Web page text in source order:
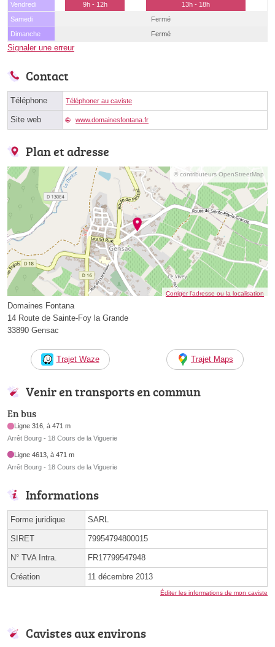
Vendredi
9h - 12h
13h - 18h
Samedi
Fermé
Dimanche
Fermé
Signaler une erreur
Contact
Téléphone Téléphoner au caviste
Site web www.domainesfontana.fr
Plan et adresse
© contributeurs OpenStreetMap
Corriger l’adresse ou la localisation
Domaines Fontana
14 Route de Sainte-Foy la Grande
33890 Gensac
Trajet Waze Trajet Maps
Venir en transports en commun
En bus
Ligne 316, à 471 m
Arrêt Bourg - 18 Cours de la Viguerie
Ligne 4613, à 471 m
Arrêt Bourg - 18 Cours de la Viguerie
Informations
Forme juridique SARL
SIRET 79954794800015
N° TVA Intra. FR17799547948
Création 11 décembre 2013
Éditer les informations de mon caviste
Cavistes aux environs